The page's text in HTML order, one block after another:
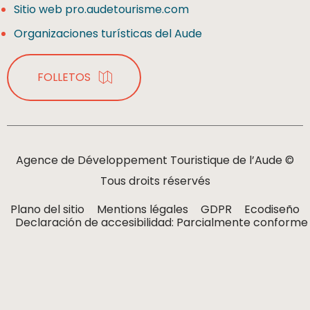
Sitio web pro.audetourisme.com
Organizaciones turísticas del Aude
FOLLETOS
Agence de Développement Touristique de l’Aude ©
Tous droits réservés
Plano del sitio
Mentions légales GDPR
Ecodiseño
Declaración de accesibilidad: Parcialmente conforme